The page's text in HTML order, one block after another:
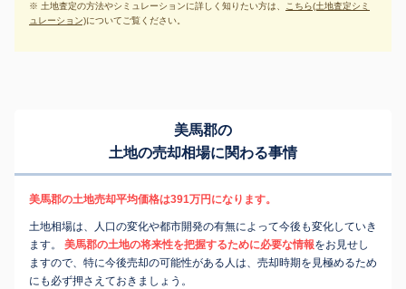
※ 土地査定の方法やシミュレーションに詳しく知りたい方は、 こちら(土地査定シミ
ュレーション)についてご覧ください。
美馬郡の
土地の売却相場に関わる事情
美馬郡の土地売却平均価格は391万円になります。
土地相場は、人口の変化や都市開発の有無によって今後も変化していき
ます。
美馬郡の土地の将来性を把握するために必要な情報をお見せし
ますので、特に今後売却の可能性がある人は、売却時期を見極めるため
にも必ず押さえておきましょう。